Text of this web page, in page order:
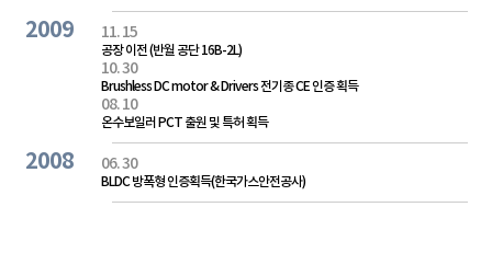
2009 11. 15
공장 이전 (반월 공단 16B-2L)
10. 30
Brushless DC motor & Drivers 전기종 CE 인증 획득
08. 10
온수보일러 PCT 출원 및 특허 획득
2008 06. 30
BLDC 방폭형 인증획득(한국가스안전공사)